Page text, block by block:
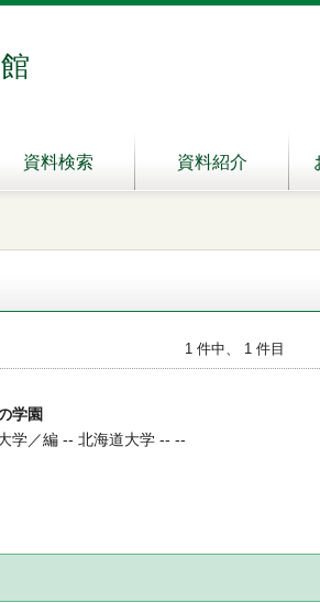
資料検索 資料紹介
1 件中、 1 件目
学園
学／編 -- 北海道大学 -- --